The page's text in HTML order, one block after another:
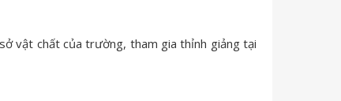
vật chất của trường, tham gia thỉnh giảng tại